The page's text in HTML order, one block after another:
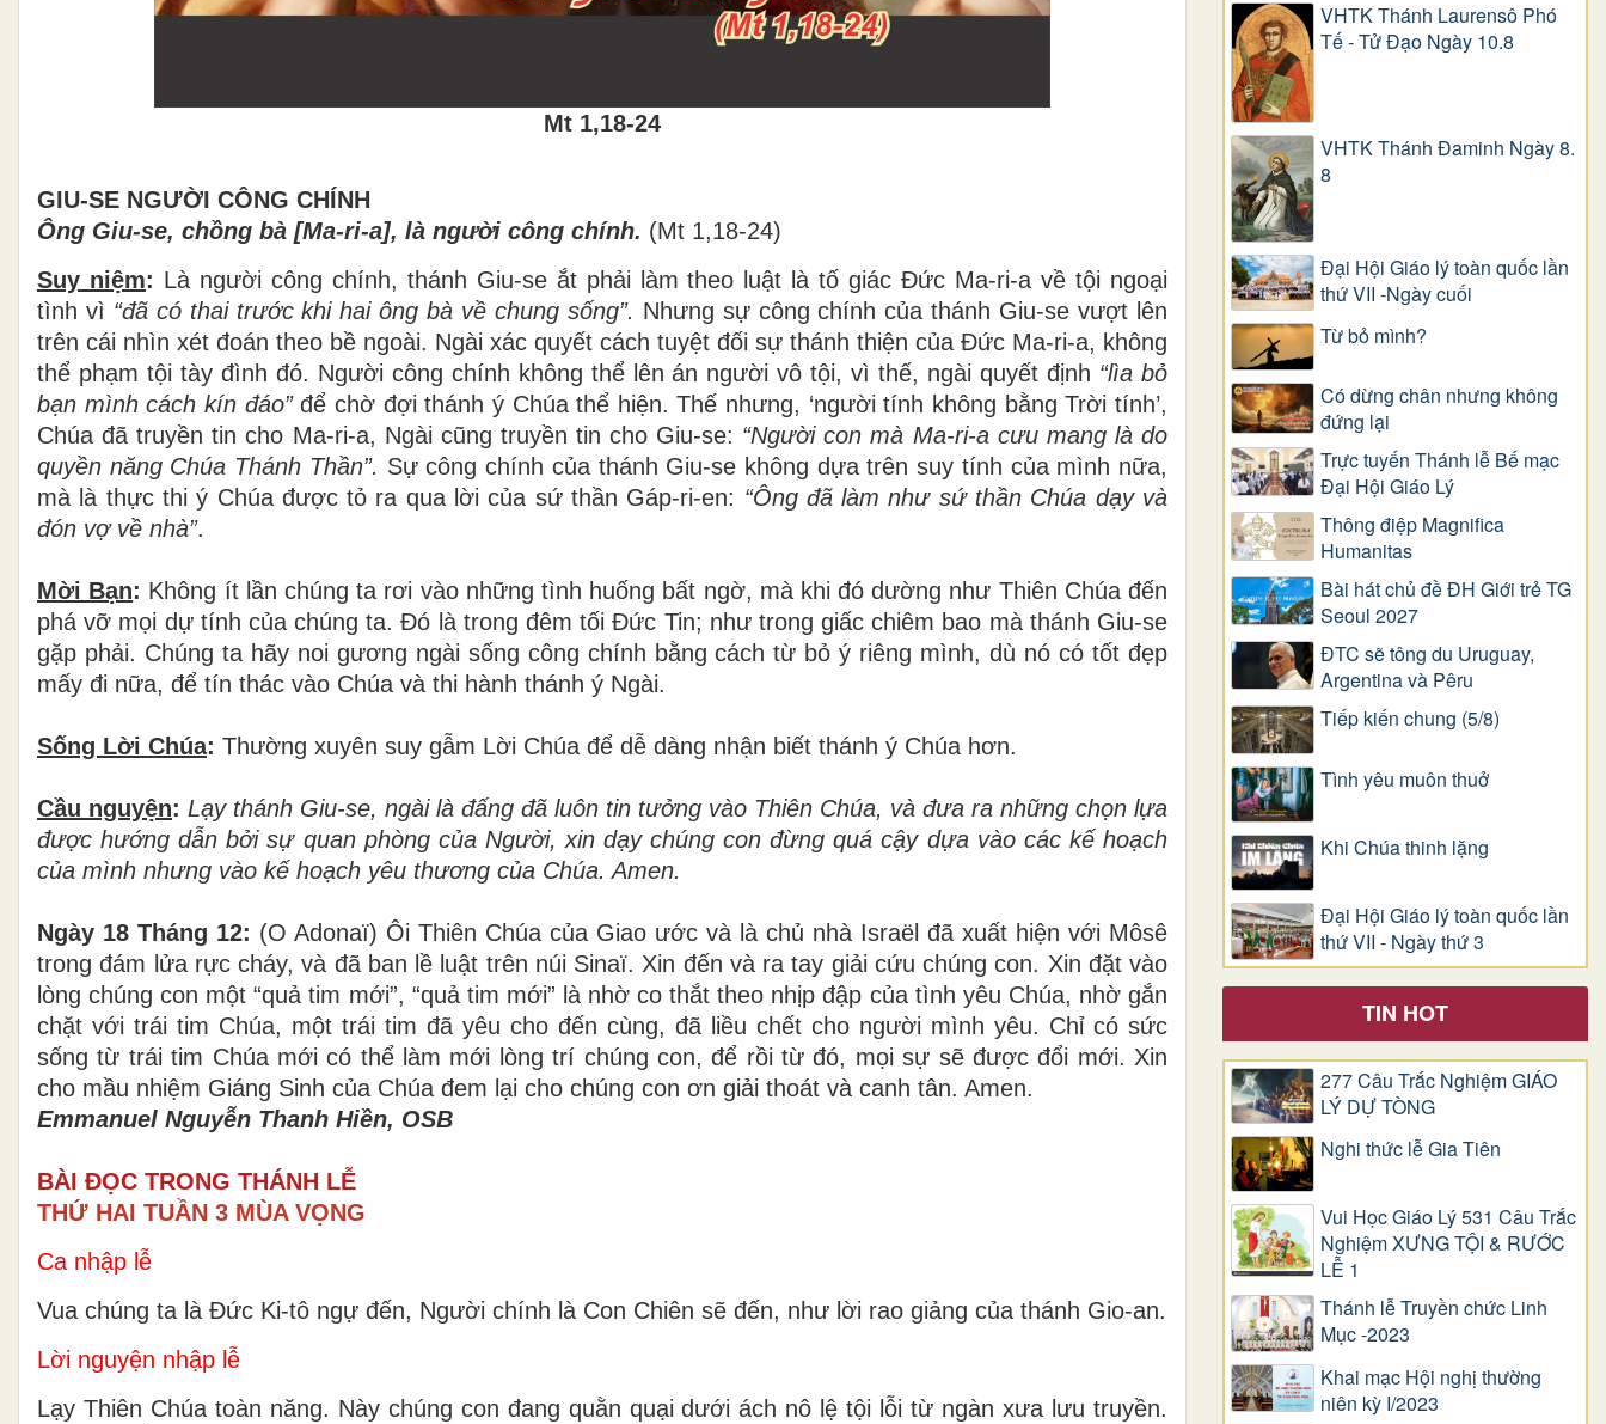
Mt 1,18-24
GIU-SE NGƯỜI CÔNG CHÍNH
Ông Giu-se, chồng bà [Ma-ri-a], là người công chính. (Mt 1,18-24)
Suy niệm: Là người công chính, thánh Giu-se ắt phải làm theo luật là tố giác Đức Ma-ri-a về tội ngoại
tình vì “đã có thai trước khi hai ông bà về chung sống”. Nhưng sự công chính của thánh Giu-se vượt lên
trên cái nhìn xét đoán theo bề ngoài. Ngài xác quyết cách tuyệt đối sự thánh thiện của Đức Ma-ri-a, không
thể phạm tội tày đình đó. Người công chính không thể lên án người vô tội, vì thế, ngài quyết định “lìa bỏ
bạn mình cách kín đáo”để chờ đợi thánh ý Chúa thể hiện. Thế nhưng, ‘người tính không bằng Trời tính’,
Chúa đã truyền tin cho Ma-ri-a, Ngài cũng truyền tin cho Giu-se: “Người con mà Ma-ri-a cưu mang là do
quyền năng Chúa Thánh Thần”. Sự công chính của thánh Giu-se không dựa trên suy tính của mình nữa,
mà là thực thi ý Chúa được tỏ ra qua lời của sứ thần Gáp-ri-en: “Ông đã làm như sứ thần Chúa dạy và
đón vợ về nhà”.
Mời Bạn: Không ít lần chúng ta rơi vào những tình huống bất ngờ, mà khi đó dường như Thiên Chúa đến
phá vỡ mọi dự tính của chúng ta. Đó là trong đêm tối Đức Tin; như trong giấc chiêm bao mà thánh Giu-se
gặp phải. Chúng ta hãy noi gương ngài sống công chính bằng cách từ bỏ ý riêng mình, dù nó có tốt đẹp
mấy đi nữa, để tín thác vào Chúa và thi hành thánh ý Ngài.
Sống Lời Chúa: Thường xuyên suy gẫm Lời Chúa để dễ dàng nhận biết thánh ý Chúa hơn.
Cầu nguyện: Lạy thánh Giu-se, ngài là đấng đã luôn tin tưởng vào Thiên Chúa, và đưa ra những chọn lựa
được hướng dẫn bởi sự quan phòng của Người, xin dạy chúng con đừng quá cậy dựa vào các kế hoạch
của mình nhưng vào kế hoạch yêu thương của Chúa. Amen.
Ngày 18 Tháng 12: (O Adonaï) Ôi Thiên Chúa của Giao ước và là chủ nhà Israël đã xuất hiện với Môsê
trong đám lửa rực cháy, và đã ban lề luật trên núi Sinaï. Xin đến và ra tay giải cứu chúng con. Xin đặt vào
lòng chúng con một “quả tim mới”, “quả tim mới” là nhờ co thắt theo nhịp đập của tình yêu Chúa, nhờ gắn
chặt với trái tim Chúa, một trái tim đã yêu cho đến cùng, đã liều chết cho người mình yêu. Chỉ có sức
sống từ trái tim Chúa mới có thể làm mới lòng trí chúng con, để rồi từ đó, mọi sự sẽ được đổi mới. Xin
cho mầu nhiệm Giáng Sinh của Chúa đem lại cho chúng con ơn giải thoát và canh tân. Amen.
Emmanuel Nguyễn Thanh Hiền, OSB
BÀI ĐỌC TRONG THÁNH LỄ
THỨ HAI TUẦN 3 MÙA VỌNG
Ca nhập lễ
Vua chúng ta là Đức Ki-tô ngự đến, Người chính là Con Chiên sẽ đến, như lời rao giảng của thánh Gio-an.
Lời nguyện nhập lễ
Lạy Thiên Chúa toàn năng. Này chúng con đang quằn quại dưới ách nô lệ tội lỗi từ ngàn xưa lưu truyền.
VHTK Thánh Laurensô Phó
Tế - Tử Đạo Ngày 10.8
VHTK Thánh Đaminh Ngày 8.
8
Đại Hội Giáo lý toàn quốc lần
thứ VII -Ngày cuối
Từ bỏ mình?
Có dừng chân nhưng không
đứng lại
Trực tuyến Thánh lễ Bế mạc
Đại Hội Giáo Lý
Thông điệp Magnifica
Humanitas
Bài hát chủ đề ĐH Giới trẻ TG
Seoul 2027
ĐTC sẽ tông du Uruguay,
Argentina và Pêru
Tiếp kiến chung (5/8)
Tình yêu muôn thuở
Khi Chúa thinh lặng
Đại Hội Giáo lý toàn quốc lần
thứ VII - Ngày thứ 3
TIN HOT
277 Câu Trắc Nghiệm GIÁO
LÝ DỰ TÒNG
Nghi thức lễ Gia Tiên
Vui Học Giáo Lý 531 Câu Trắc
Nghiệm XƯNG TỘI & RƯỚC
LỄ 1
Thánh lễ Truyền chức Linh
Mục -2023
Khai mạc Hội nghị thường
niên kỳ I/2023